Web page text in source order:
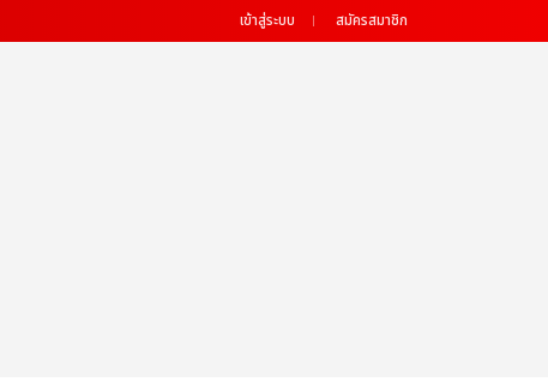
เข้าสู่ระบบ สมัครสมาชิก